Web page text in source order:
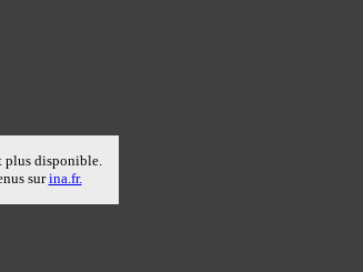
plus disponible.
surina.fr.